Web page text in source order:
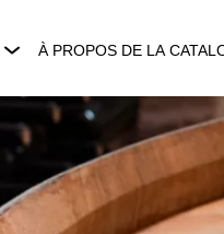
À PROPOS DE LA